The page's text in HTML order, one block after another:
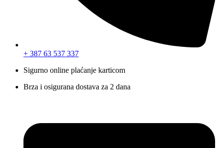
+ 387 63 537 337
Sigurno online plaćanje karticom
Brza i osigurana dostava za 2 dana